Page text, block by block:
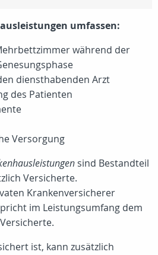
umfassen:
während der
diensthabenden Arzt
des Patienten
Versorgung
sind Bestandteil
Versicherte.
Krankenversicherer
im Leistungsumfang dem
ist, kann zusätzlich